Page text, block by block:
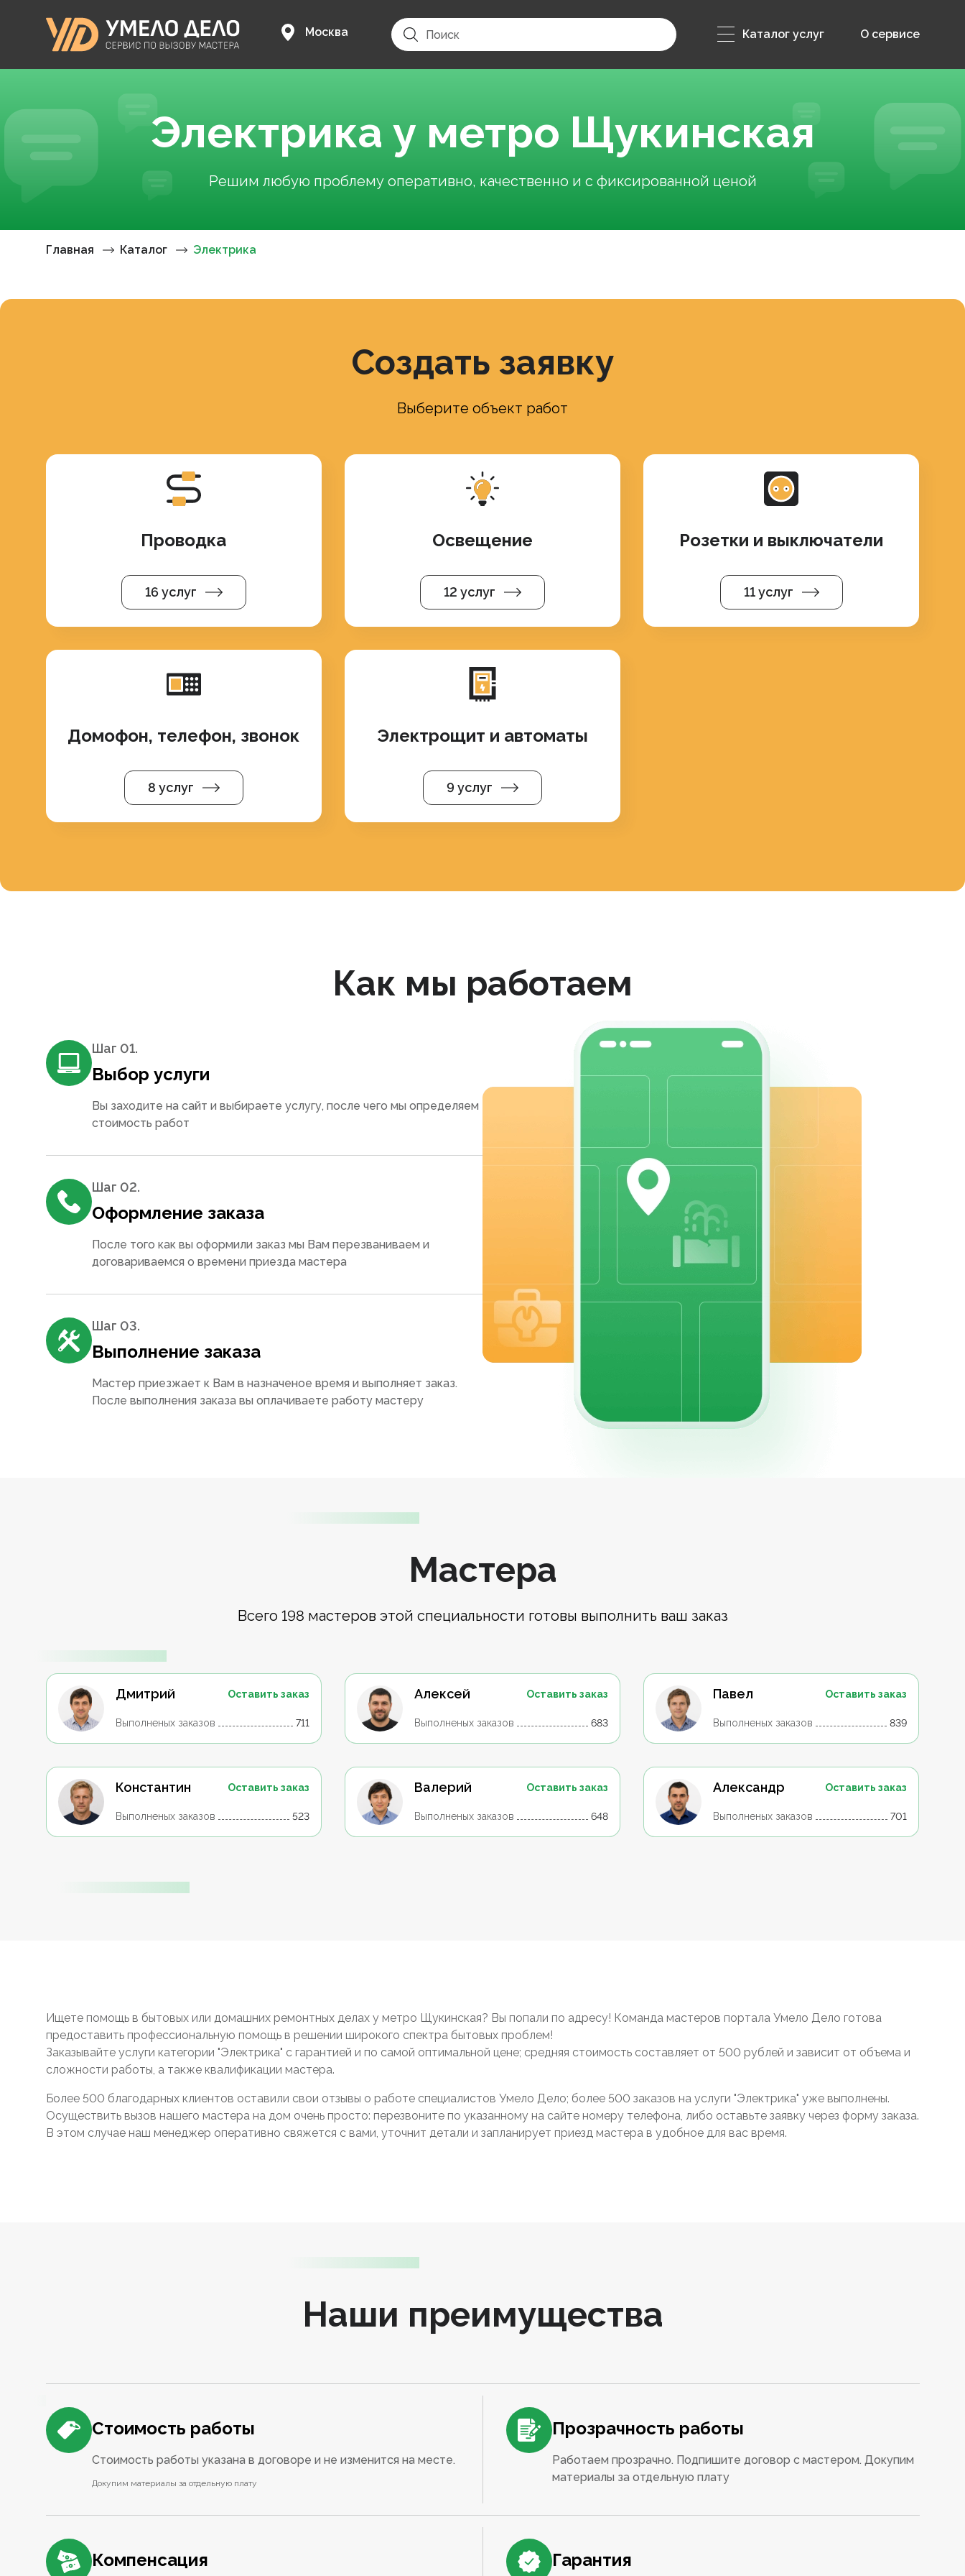
Москва Каталог услуг О сервисе
Электрика у метро Щукинская
Решим любую проблему оперативно, качественно и с фиксированной ценой
Главная Каталог Электрика
Создать заявку
Выберите объект работ
Проводка
16 услуг
Освещение
12 услуг
Розетки и выключатели
11 услуг
Домофон, телефон, звонок
8 услуг
Электрощит и автоматы
9 услуг
Как мы работаем
Шаг 01.
Выбор услуги
Вы заходите на сайт и выбираете услугу, после чего мы определяем
стоимость работ
Шаг 02.
Оформление заказа
После того как вы оформили заказ мы Вам перезваниваем и
договариваемся о времени приезда мастера
Шаг 03.
Выполнение заказа
Мастер приезжает к Вам в назначеное время и выполняет заказ.
После выполнения заказа вы оплачиваете работу мастеру
Мастера
Всего 198 мастеров этой специальности готовы выполнить ваш заказ
Дмитрий Оставить заказ
Выполненых заказов 711
Алексей Оставить заказ
Выполненых заказов 683
Павел Оставить заказ
Выполненых заказов 839
Константин Оставить заказ
Выполненых заказов 523
Валерий Оставить заказ
Выполненых заказов 648
Александр Оставить заказ
Выполненых заказов 701
Ищете помощь в бытовых или домашних ремонтных делах у метро Щукинская? Вы попали по адресу! Команда мастеров портала Умело Дело готова
предоставить профессиональную помощь в решении широкого спектра бытовых проблем!
Заказывайте услуги категории "Электрика" с гарантией и по самой оптимальной цене; средняя стоимость составляет от 500 рублей и зависит от объема и
сложности работы, а также квалификации мастера.
Более 500 благодарных клиентов оставили свои отзывы о работе специалистов Умело Дело; более 500 заказов на услуги "Электрика" уже выполнены.
Осуществить вызов нашего мастера на дом очень просто: перезвоните по указанному на сайте номеру телефона, либо оставьте заявку через форму заказа.
В этом случае наш менеджер оперативно свяжется с вами, уточнит детали и запланирует приезд мастера в удобное для вас время.
Наши преимущества
Стоимость работы
Стоимость работы указана в договоре и не изменится на месте.
Докупим материалы за отдельную плату
Прозрачность работы
Работаем прозрачно. Подпишите договор с мастером. Докупим
материалы за отдельную плату
Компенсация Гарантия